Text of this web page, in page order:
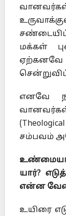
மக்கள்
எனவே
சம்பவம்
யார்?
என்ன
உயிரை